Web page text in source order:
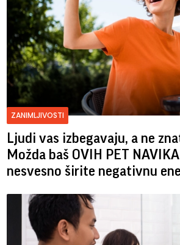
ZANIMLJIVOSTI
Ljudi vas izbegavaju, a ne
Možda baš OVIH PET
nesvesno širite negativnu